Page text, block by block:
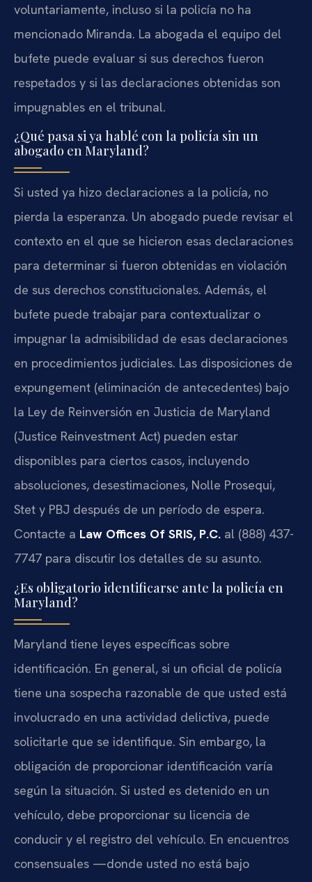
voluntariamente, incluso si la policía no ha
mencionado Miranda. La abogada el equipo del
bufete puede evaluar si sus derechos fueron
respetados y si las declaraciones obtenidas son
impugnables en el tribunal.
¿Qué pasa si ya hablé con la policía sin un
abogado en Maryland?
Si usted ya hizo declaraciones a la policía, no
pierda la esperanza. Un abogado puede revisar el
contexto en el que se hicieron esas declaraciones
para determinar si fueron obtenidas en violación
de sus derechos constitucionales. Además, el
bufete puede trabajar para contextualizar o
impugnar la admisibilidad de esas declaraciones
en procedimientos judiciales. Las disposiciones de
expungement (eliminación de antecedentes) bajo
la Ley de Reinversión en Justicia de Maryland
(Justice Reinvestment Act) pueden estar
disponibles para ciertos casos, incluyendo
absoluciones, desestimaciones, Nolle Prosequi,
Stet y PBJ después de un período de espera.
Contacte a Law Offices Of SRIS, P.C. al (888) 437-
7747 para discutir los detalles de su asunto.
¿Es obligatorio identificarse ante la policía en
Maryland?
Maryland tiene leyes específicas sobre
identificación. En general, si un oficial de policía
tiene una sospecha razonable de que usted está
involucrado en una actividad delictiva, puede
solicitarle que se identifique. Sin embargo, la
obligación de proporcionar identificación varía
según la situación. Si usted es detenido en un
vehículo, debe proporcionar su licencia de
conducir y el registro del vehículo. En encuentros
consensuales —donde usted no está bajo